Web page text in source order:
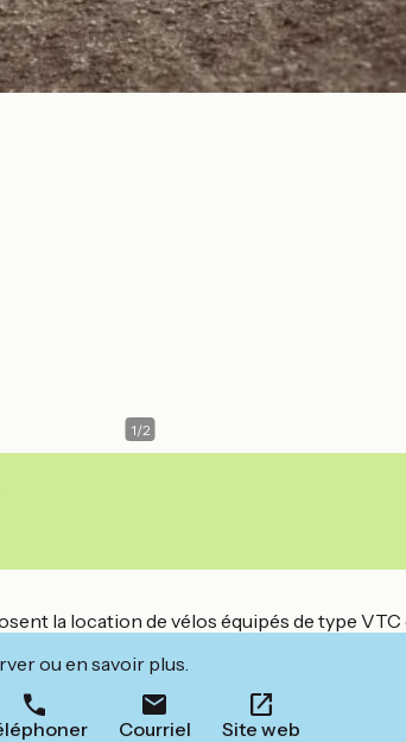
1/2
la location de vélos équipés de type
ou en savoir plus.
Courriel Site web